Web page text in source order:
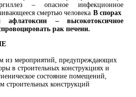
– опасное инфекционное
смертью человека В спорах
– высокотоксичное
рак печени.
мероприятий, предупреждающих
в строительных конструкциях и
состояние помещений,
строительных конструкций